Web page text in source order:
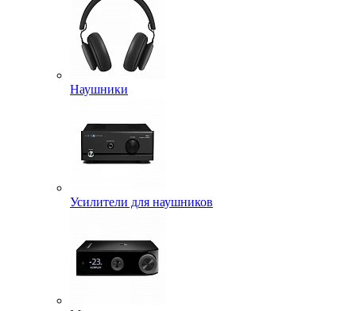
Наушники
Усилители для наушников